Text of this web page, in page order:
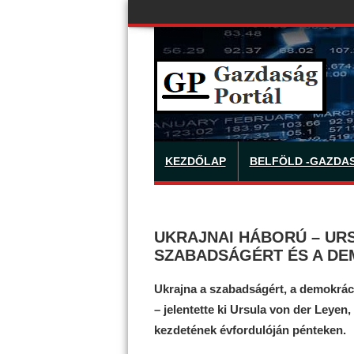
KEZDŐLAP BELFÖLD -
UKRAJNAI HÁBORÚ –
SZABADSÁGÉRT ÉS A
Ukrajna a szabadságért, a
– jelentette ki Ursula von der
kezdetének évfordulóján pénteken.